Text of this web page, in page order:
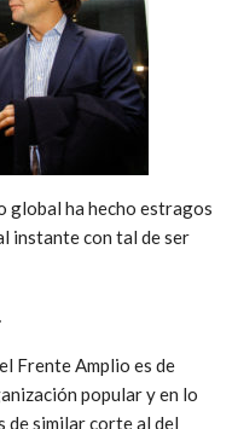
global ha hecho estragos
instante con tal de ser
Frente Amplio es de
popular y en lo
de similar corte al del